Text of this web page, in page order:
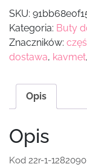
SKU:
Kategoria: Buty
Znaczników:
dostawa, kavmet,
Opis
Opis
Kod 22r-1-